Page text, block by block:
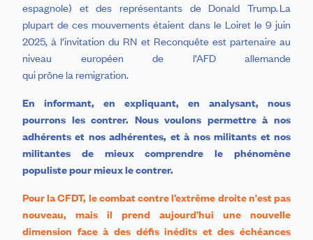
espagnole) et des représentants de Donald Trump. La
plupart de ces mouvements étaient dans le Loiret le 9 juin
2025, à l’invitation du RN et Reconquête est partenaire au
niveau européen de l’AFD allemande
qui prône la remigration.
En informant, en expliquant, en analysant, nous
pourrons les contrer. Nous voulons permettre à nos
adhérents et nos adhérentes, et à nos militants et nos
militantes de mieux comprendre le phénomène
populiste pour mieux le contrer.
Pour la CFDT, le combat contre l’extrême droite n'est pas
nouveau, mais il prend aujourd’hui une nouvelle
dimension face à des défis inédits et des échéances